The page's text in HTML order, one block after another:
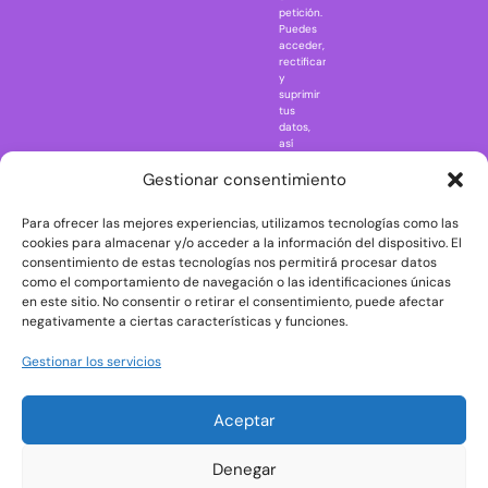
Gestionar consentimiento
Para ofrecer las mejores experiencias, utilizamos tecnologías como las
cookies para almacenar y/o acceder a la información del dispositivo. El
consentimiento de estas tecnologías nos permitirá procesar datos
como el comportamiento de navegación o las identificaciones únicas
en este sitio. No consentir o retirar el consentimiento, puede afectar
negativamente a ciertas características y funciones.
Gestionar los servicios
Aceptar
Denegar
Rick and
The Big Bang
Theory
The Blues
Brothers
The
The Shining
petición.
Puedes
acceder,
rectificar
y
suprimir
tus
datos,
así
ejercer
consultando
la
información
adicional
y
detallada
sobre